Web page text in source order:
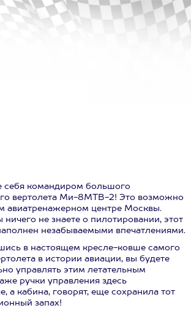
себя командиром большого
вертолета Ми-8МТВ-2! Это возможно
авиатренажерном центре Москвы.
не знаете о пилотировании, этот
незабываемыми впечатлениями.
в настоящем кресле-ковше самого
в истории авиации, вы будете
управлять этим летательным
ручки управления здесь
а кабина, говорят, еще сохранила тот
запах!